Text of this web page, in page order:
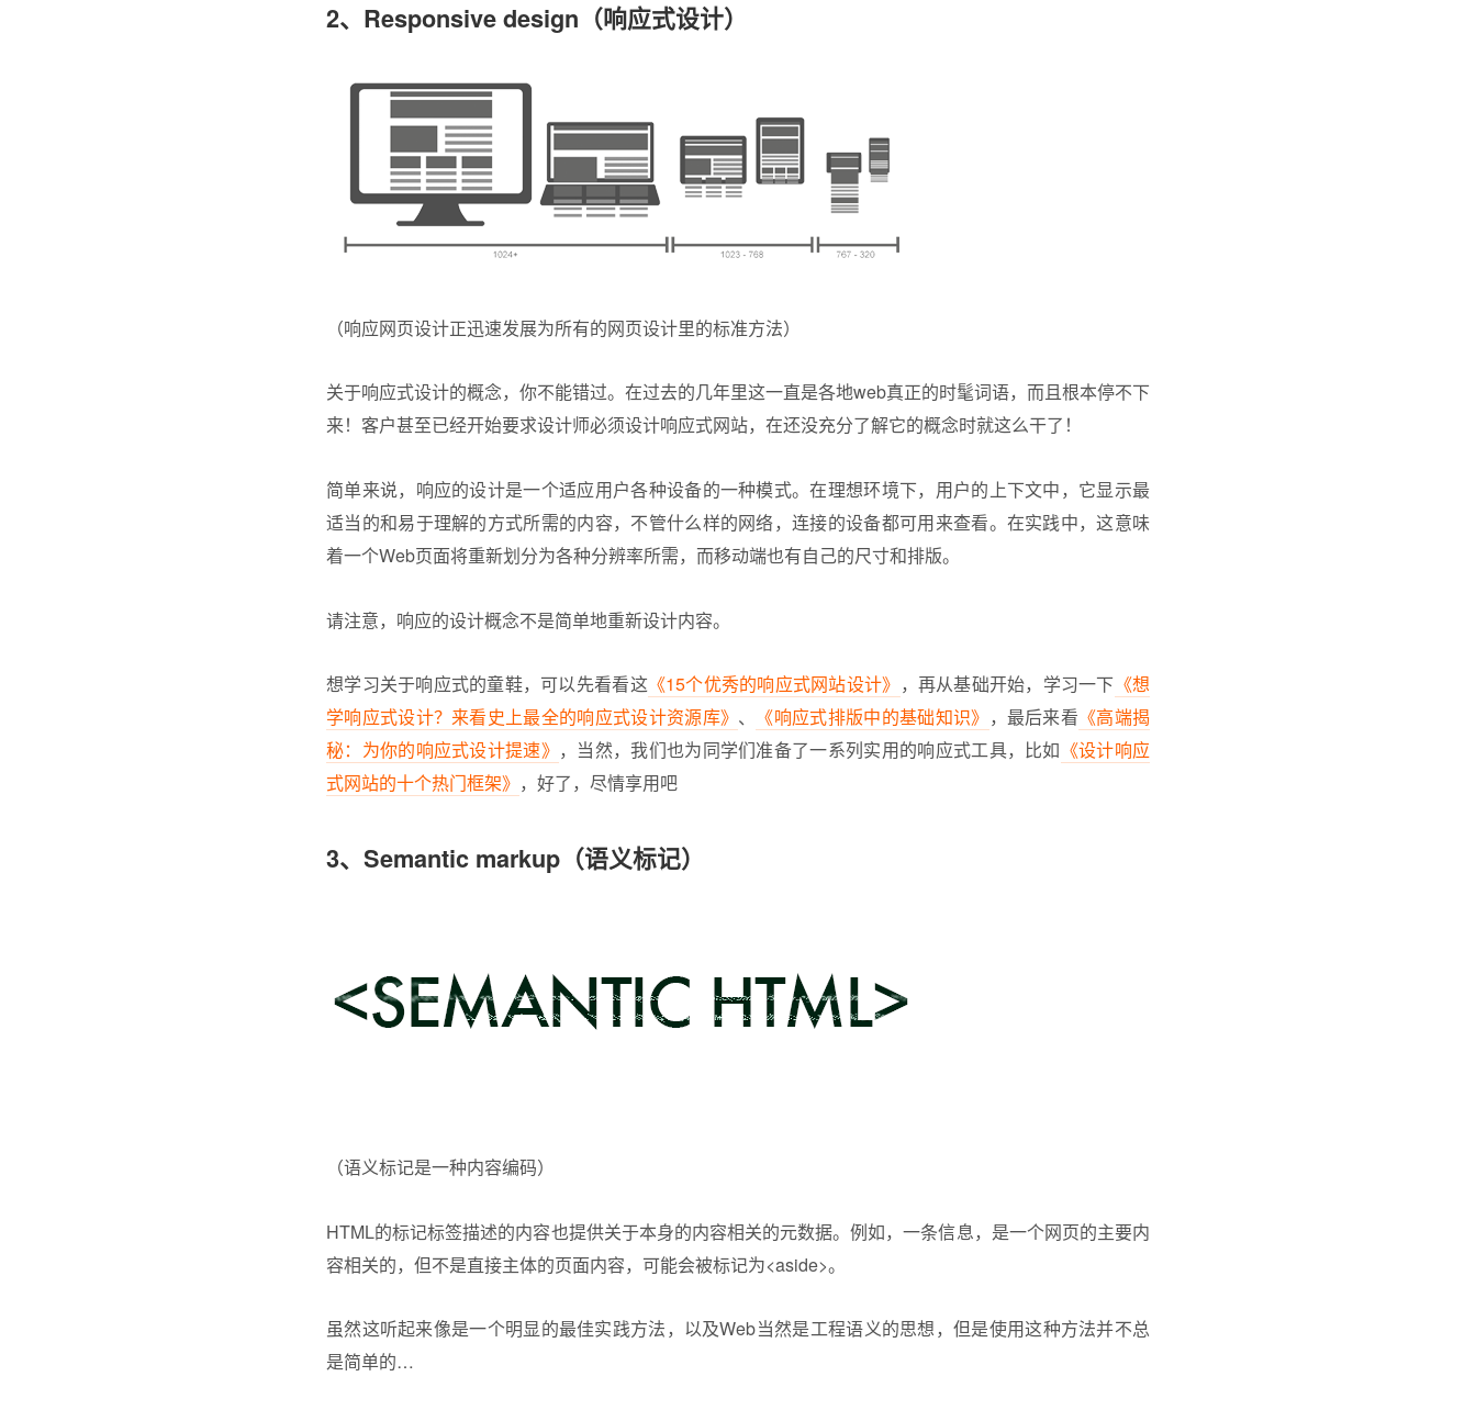
2、Responsive design（响应式设计）
（响应网页设计正迅速发展为所有的网页设计里的标准方法）
关于响应式设计的概念，你不能错过。在过去的几年里这一直是各地web真正的时髦词语，而且根本停不下
来！客户甚至已经开始要求设计师必须设计响应式网站，在还没充分了解它的概念时就这么干了！
简单来说，响应的设计是一个适应用户各种设备的一种模式。在理想环境下，用户的上下文中，它显示最
适当的和易于理解的方式所需的内容，不管什么样的网络，连接的设备都可用来查看。在实践中，这意味
着一个Web页面将重新划分为各种分辨率所需，而移动端也有自己的尺寸和排版。
请注意，响应的设计概念不是简单地重新设计内容。
想学习关于响应式的童鞋，可以先看看这 《15个优秀的响应式网站设计》 ，再从基础开始，学习一下 《想
学响应式设计？来看史上最全的响应式设计资源库》 、 《响应式排版中的基础知识》 ，最后来看 《高端揭
秘：为你的响应式设计提速》 ，当然，我们也为同学们准备了一系列实用的响应式工具，比如 《设计响应
式网站的十个热门框架》 ，好了，尽情享用吧
3、Semantic markup（语义标记）
（语义标记是一种内容编码）
HTML的标记标签描述的内容也提供关于本身的内容相关的元数据。例如，一条信息，是一个网页的主要内
容相关的，但不是直接主体的页面内容，可能会被标记为<aside>。
虽然这听起来像是一个明显的最佳实践方法，以及Web当然是工程语义的思想，但是使用这种方法并不总
是简单的…